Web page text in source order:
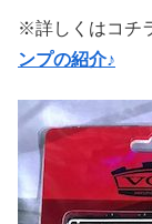
※詳しくはコチ
ンプの紹介♪